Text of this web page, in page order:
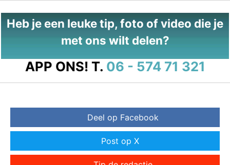
Heb je een leuke tip, foto of video die je
met ons wilt delen?
APP ONS! T. 06 - 574 71 321
Deel op Facebook
Post op X